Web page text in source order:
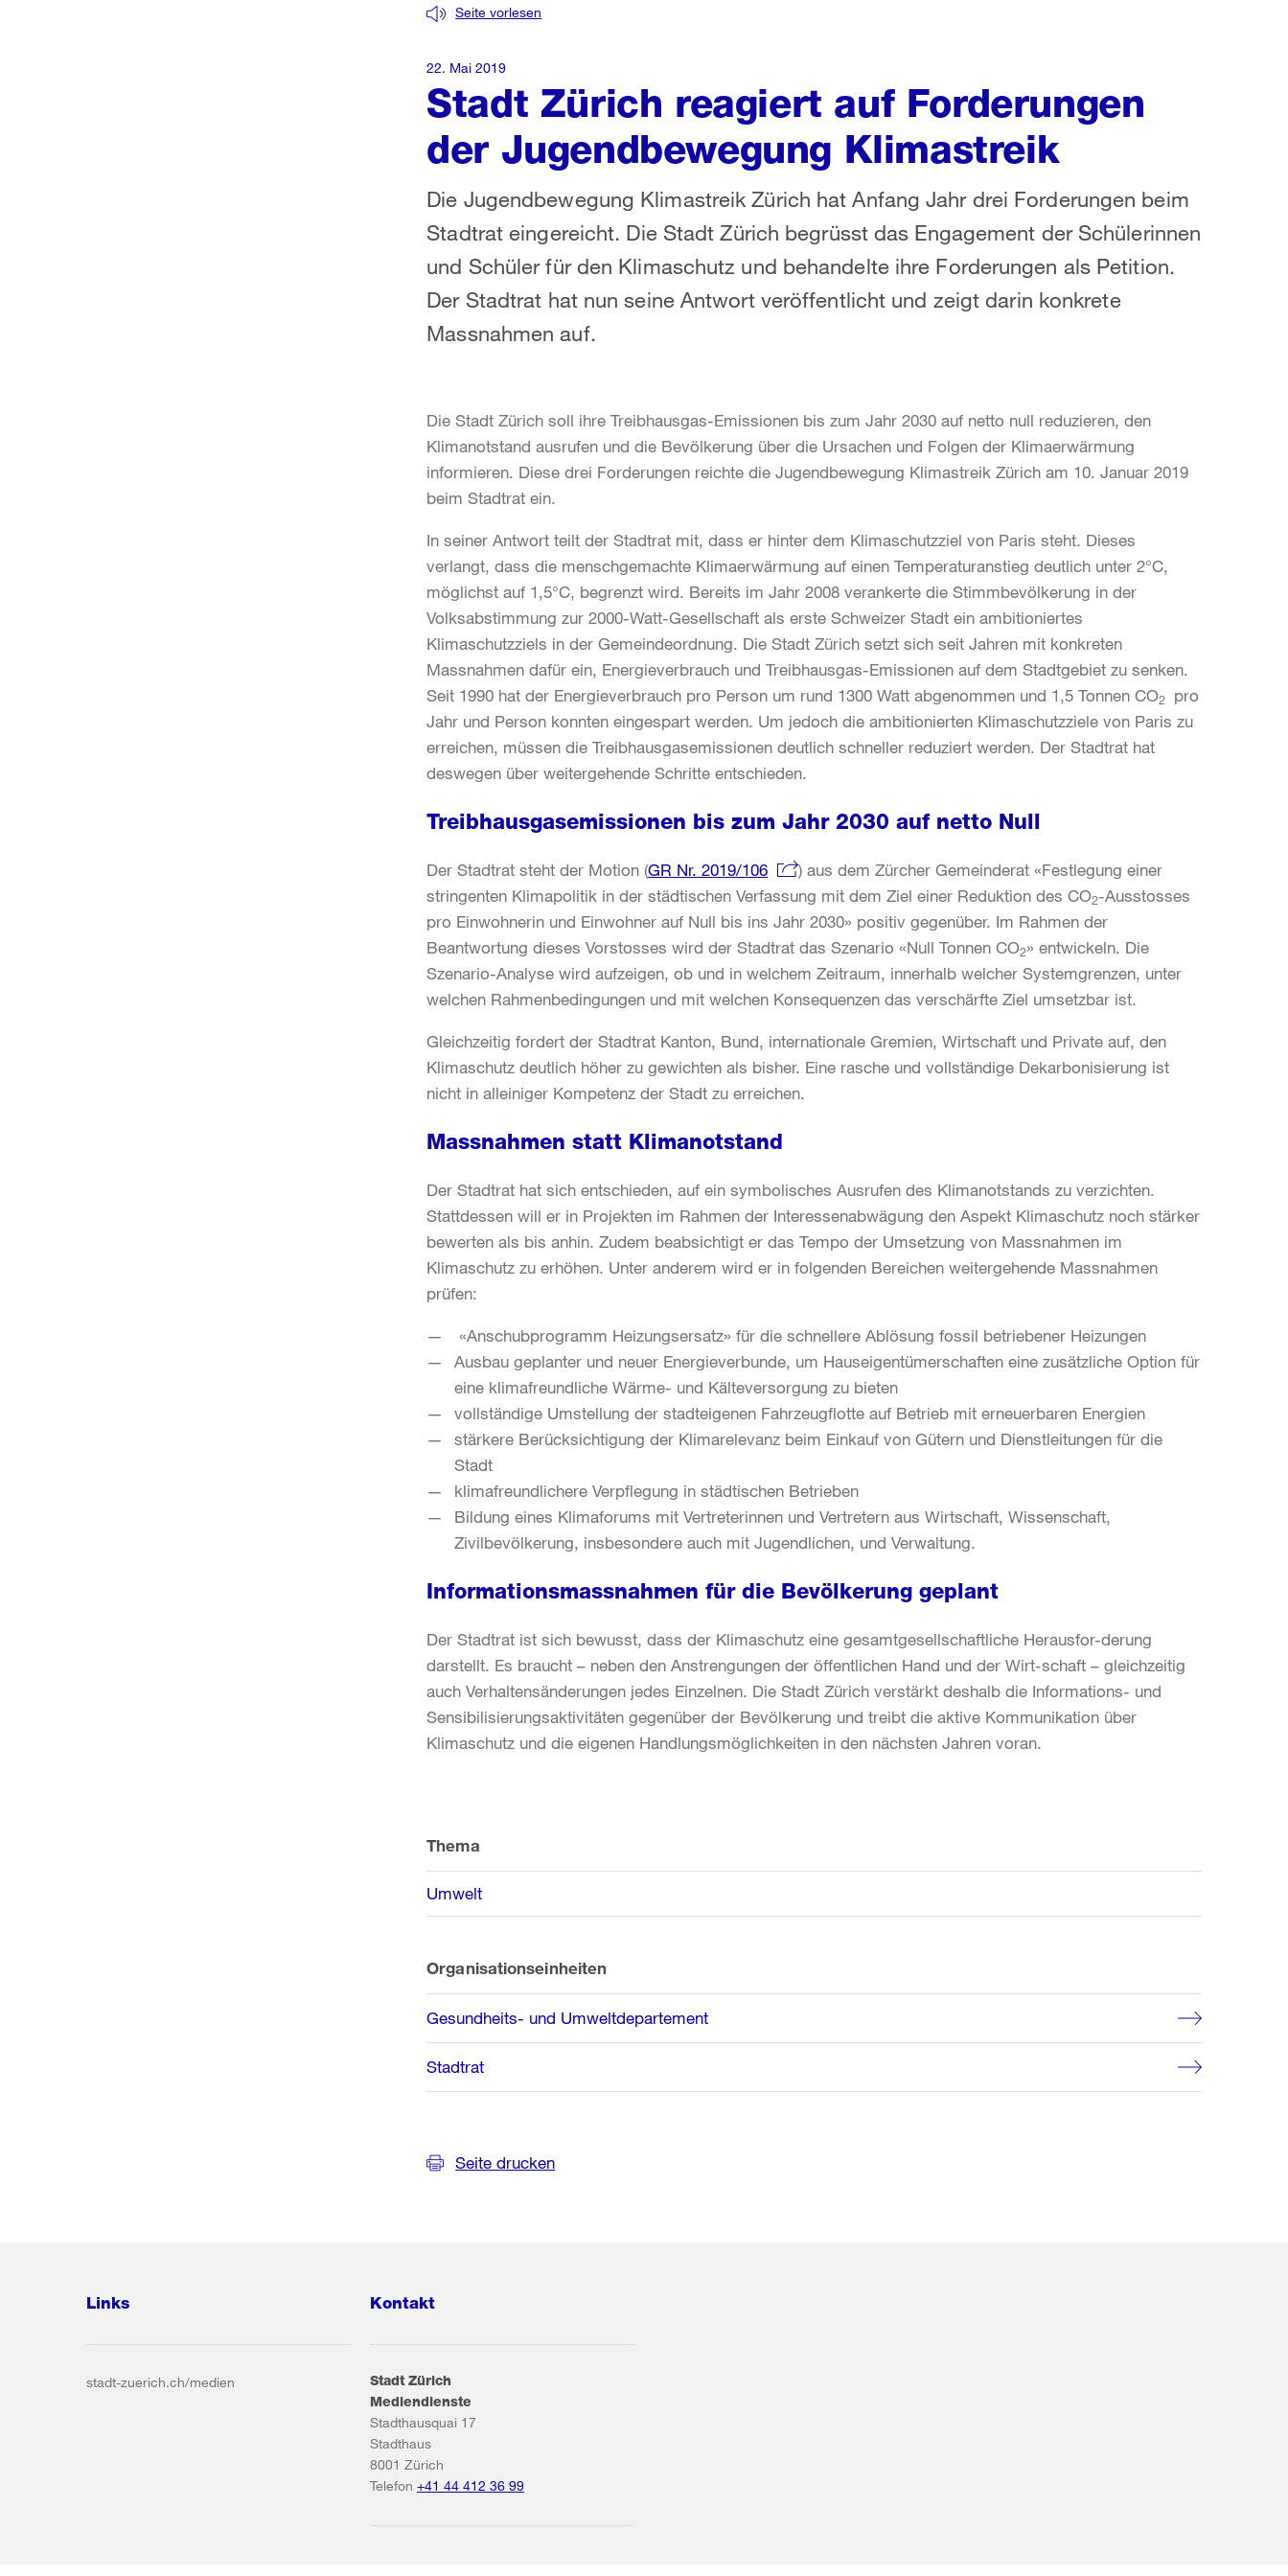
Stadt Zürich reagiert auf Forderungen
der Jugendbewegung Klimastreik
Seite vorlesen
Die Jugendbewegung Klimastreik Zürich hat Anfang Jahr drei Forderungen beim
Stadtrat eingereicht. Die Stadt Zürich begrüsst das Engagement der Schülerinnen
und Schüler für den Klimaschutz und behandelte ihre Forderungen als Petition.
Der Stadtrat hat nun seine Antwort veröffentlicht und zeigt darin konkrete
Massnahmen auf.
22. Mai 2019
Die Stadt Zürich soll ihre Treibhausgas-Emissionen bis zum Jahr 2030 auf netto null reduzieren, den
Klimanotstand ausrufen und die Bevölkerung über die Ursachen und Folgen der Klimaerwärmung
informieren. Diese drei Forderungen reichte die Jugendbewegung Klimastreik Zürich am 10. Januar 2019
beim Stadtrat ein.
In seiner Antwort teilt der Stadtrat mit, dass er hinter dem Klimaschutzziel von Paris steht. Dieses
verlangt, dass die menschgemachte Klimaerwärmung auf einen Temperaturanstieg deutlich unter 2°C,
möglichst auf 1,5°C, begrenzt wird. Bereits im Jahr 2008 verankerte die Stimmbevölkerung in der
Volksabstimmung zur 2000-Watt-Gesellschaft als erste Schweizer Stadt ein ambitioniertes
Klimaschutzziels in der Gemeindeordnung. Die Stadt Zürich setzt sich seit Jahren mit konkreten
Massnahmen dafür ein, Energieverbrauch und Treibhausgas-Emissionen auf dem Stadtgebiet zu senken.
Seit 1990 hat der Energieverbrauch pro Person um rund 1300 Watt abgenommen und 1,5 Tonnen CO2
pro
Jahr und Person konnten eingespart werden. Um jedoch die ambitionierten Klimaschutzziele von Paris zu
erreichen, müssen die Treibhausgasemissionen deutlich schneller reduziert werden. Der Stadtrat hat
deswegen über weitergehende Schritte entschieden.
Treibhausgasemissionen bis zum Jahr 2030 auf netto Null
Der Stadtrat steht der Motion (GR Nr. 2019/106
) aus dem Zürcher Gemeinderat «Festlegung einer
stringenten Klimapolitik in der städtischen Verfassung mit dem Ziel einer Reduktion des CO2-Ausstosses
pro Einwohnerin und Einwohner auf Null bis ins Jahr 2030» positiv gegenüber. Im Rahmen der
Beantwortung dieses Vorstosses wird der Stadtrat das Szenario «Null Tonnen CO2» entwickeln. Die
Szenario-Analyse wird aufzeigen, ob und in welchem Zeitraum, innerhalb welcher Systemgrenzen, unter
welchen Rahmenbedingungen und mit welchen Konsequenzen das verschärfte Ziel umsetzbar ist.
Gleichzeitig fordert der Stadtrat Kanton, Bund, internationale Gremien, Wirtschaft und Private auf, den
Klimaschutz deutlich höher zu gewichten als bisher. Eine rasche und vollständige Dekarbonisierung ist
nicht in alleiniger Kompetenz der Stadt zu erreichen.
Massnahmen statt Klimanotstand
Der Stadtrat hat sich entschieden, auf ein symbolisches Ausrufen des Klimanotstands zu verzichten.
Stattdessen will er in Projekten im Rahmen der Interessenabwägung den Aspekt Klimaschutz noch stärker
bewerten als bis anhin. Zudem beabsichtigt er das Tempo der Umsetzung von Massnahmen im
Klimaschutz zu erhöhen. Unter anderem wird er in folgenden Bereichen weitergehende Massnahmen
prüfen:
«Anschubprogramm Heizungsersatz» für die schnellere Ablösung fossil betriebener Heizungen
Ausbau geplanter und neuer Energieverbunde, um Hauseigentümerschaften eine zusätzliche Option für
eine klimafreundliche Wärme- und Kälteversorgung zu bieten
vollständige Umstellung der stadteigenen Fahrzeugflotte auf Betrieb mit erneuerbaren Energien
stärkere Berücksichtigung der Klimarelevanz beim Einkauf von Gütern und Dienstleitungen für die
Stadt
klimafreundlichere Verpflegung in städtischen Betrieben
Bildung eines Klimaforums mit Vertreterinnen und Vertretern aus Wirtschaft, Wissenschaft,
Zivilbevölkerung, insbesondere auch mit Jugendlichen, und Verwaltung.
Informationsmassnahmen für die Bevölkerung geplant
Der Stadtrat ist sich bewusst, dass der Klimaschutz eine gesamtgesellschaftliche Herausfor-derung
darstellt. Es braucht – neben den Anstrengungen der öffentlichen Hand und der Wirt-schaft – gleichzeitig
auch Verhaltensänderungen jedes Einzelnen. Die Stadt Zürich verstärkt deshalb die Informations- und
Sensibilisierungsaktivitäten gegenüber der Bevölkerung und treibt die aktive Kommunikation über
Klimaschutz und die eigenen Handlungsmöglichkeiten in den nächsten Jahren voran.
Informationen
Thema
Umwelt
Organisationseinheiten
Gesundheits- und Umweltdepartement
Stadtrat
Seite drucken
Links
stadt-zuerich.ch/medien
Kontakt
Stadt Zürich
Mediendienste
Stadthausquai 17
Stadthaus
8001 Zürich
Telefon +41 44 412 36 99